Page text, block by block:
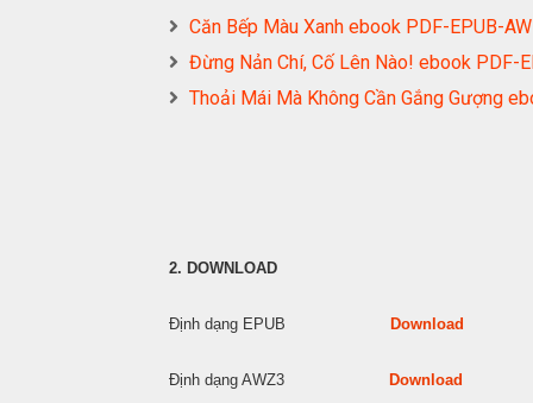
Căn Bếp Màu Xanh ebook PDF-EPUB-
Đừng Nản Chí, Cố Lên Nào! ebook PDF-
Thoải Mái Mà Không Cần Gắng Gượng
2. DOWNLOAD
Định dạng EPUB Download
Định dạng AWZ3 Download